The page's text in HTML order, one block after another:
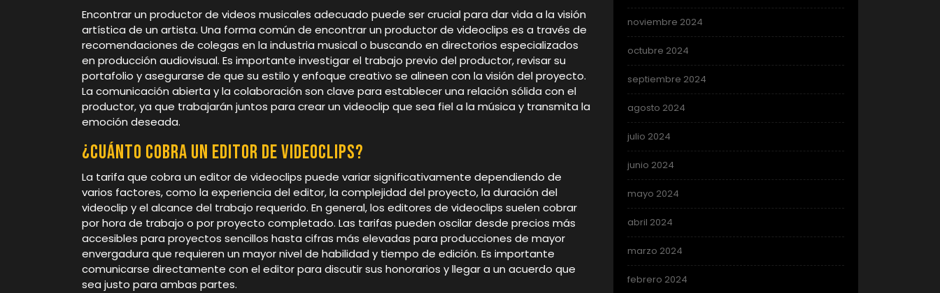
Encontrar un productor de videos musicales adecuado puede ser crucial para dar vida a la visión
artística de un artista. Una forma común de encontrar un productor de videoclips es a través de
recomendaciones de colegas en la industria musical o buscando en directorios especializados
en producción audiovisual. Es importante investigar el trabajo previo del productor, revisar su
portafolio y asegurarse de que su estilo y enfoque creativo se alineen con la visión del proyecto.
La comunicación abierta y la colaboración son clave para establecer una relación sólida con el
productor, ya que trabajarán juntos para crear un videoclip que sea fiel a la música y transmita la
emoción deseada.
¿Cuánto cobra un editor de videoclips?
La tarifa que cobra un editor de videoclips puede variar significativamente dependiendo de
varios factores, como la experiencia del editor, la complejidad del proyecto, la duración del
videoclip y el alcance del trabajo requerido. En general, los editores de videoclips suelen cobrar
por hora de trabajo o por proyecto completado. Las tarifas pueden oscilar desde precios más
accesibles para proyectos sencillos hasta cifras más elevadas para producciones de mayor
envergadura que requieren un mayor nivel de habilidad y tiempo de edición. Es importante
comunicarse directamente con el editor para discutir sus honorarios y llegar a un acuerdo que
sea justo para ambas partes.
noviembre 2024
octubre 2024
septiembre 2024
agosto 2024
julio 2024
junio 2024
mayo 2024
abril 2024
marzo 2024
febrero 2024